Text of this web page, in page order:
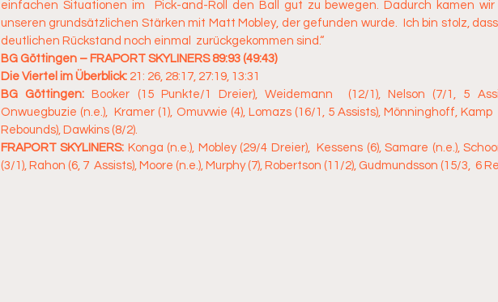
einfachen Situationen im  Pick-and-Roll den Ball gut zu bewegen. Dadurch kamen
unseren grundsätzlichen Stärken mit Matt Mobley, der gefunden wurde.  Ich bin stolz,
deutlichen Rückstand noch einmal  zurückgekommen sind.“
BG Göttingen – FRAPORT SKYLINERS 89:93 (49:43)
Die Viertel im Überblick: 21: 26, 28:17, 27:19, 13:31
BG Göttingen: Booker (15 Punkte/1 Dreier), Weidemann  (12/1), Nelson (7/1, 5
Onwuegbuzie (n.e.),  Kramer (1), Omuvwie (4), Lomazs (16/1, 5 Assists), Mönninghoff, Kamp
Rebounds), Dawkins (8/2).
FRAPORT SKYLINERS: Konga (n.e.), Mobley (29/4 Dreier),  Kessens (6), Samare (n.e.),
(3/1), Rahon (6, 7  Assists), Moore (n.e.), Murphy (7), Robertson (11/2), Gudmundsson (15/3,  6